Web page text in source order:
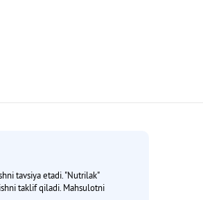
tavsiya etadi. "Nutrilak"
taklif qiladi. Mahsulotni